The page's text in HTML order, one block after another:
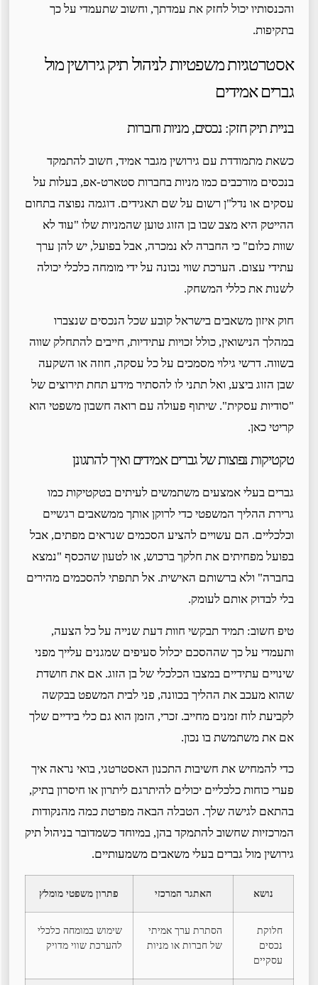
והכנסותיו יכול לחזק את עמדתך, וחשוב שתעמדי על כך
בתקיפות.
אסטרטגיות משפטיות לניהול תיק גירושין מול
גברים אמידים
בניית תיק חזק: נכסים, מניות וחברות
כשאת מתמודדת עם גירושין מגבר אמיד, חשוב להתמקד
בנכסים מורכבים כמו מניות בחברות סטארט-אפ, בעלות על
עסקים או נדל"ן רשום על שם תאגידים. דוגמה נפוצה בתחום
ההייטק היא מצב שבו בן הזוג טוען שהמניות שלו "עוד לא
שוות כלום" כי החברה לא נמכרה, אבל בפועל, יש להן ערך
עתידי עצום. הערכת שווי נכונה על ידי מומחה כלכלי יכולה
לשנות את כללי המשחק.
חוק איזון משאבים בישראל קובע שכל הנכסים שנצברו
במהלך הנישואין, כולל זכויות עתידיות, חייבים להתחלק שווה
בשווה. דרשי גילוי מסמכים על כל עסקה, חוזה או השקעה
שבן הזוג ביצע, ואל תתני לו להסתיר מידע תחת תירוצים של
"סודיות עסקית". שיתוף פעולה עם רואה חשבון משפטי הוא
קריטי כאן.
טקטיקות נפוצות של גברים אמידים ואיך להתגונן
גברים בעלי אמצעים משתמשים לעיתים בטקטיקות כמו
גרירת ההליך המשפטי כדי לרוקן אותך ממשאבים רגשיים
וכלכליים. הם עשויים להציע הסכמים שנראים מפתים, אבל
בפועל מפחיתים את חלקך ברכוש, או לטעון שהכסף "נמצא
בחברה" ולא ברשותם האישית. אל תתפתי להסכמים מהירים
בלי לבדוק אותם לעומק.
טיפ חשוב: תמיד תבקשי חוות דעת שנייה על כל הצעה,
ותעמדי על כך שההסכם יכלול סעיפים שמגנים עלייך מפני
שינויים עתידיים במצבו הכלכלי של בן הזוג. אם את חושדת
שהוא מעכב את ההליך בכוונה, פני לבית המשפט בבקשה
לקביעת לוח זמנים מחייב. זכרי, הזמן הוא גם כלי בידיים שלך
אם את משתמשת בו נכון.
כדי להמחיש את חשיבות התכנון האסטרטגי, בואי נראה איך
פערי כוחות כלכליים יכולים להיתרגם ליתרון או חיסרון בתיק,
בהתאם לגישה שלך. הטבלה הבאה מפרטת כמה מהנקודות
המרכזיות שחשוב להתמקד בהן, במיוחד כשמדובר בניהול תיק
גירושין מול גברים בעלי משאבים משמעותיים.
נושא האתגר המרכזי פתרון משפטי מומלץ
חלוקת
נכסים
עסקיים
הסתרת ערך אמיתי
של חברות או מניות
שימוש במומחה כלכלי
להערכת שווי מדויק